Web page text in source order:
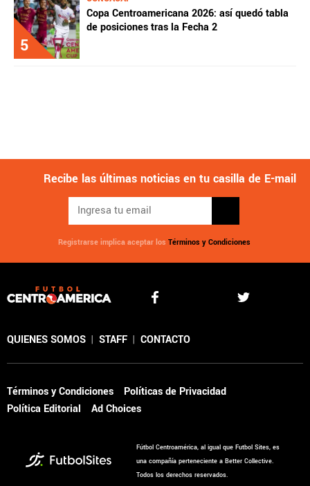
5
Copa Centroamericana 2026: así quedó tabla
de posiciones tras la Fecha 2
Recibe las últimas noticias en tu casilla de E-mail
Registrarse implica aceptar los Términos y Condiciones
QUIENES SOMOS | STAFF | CONTACTO
Términos y Condiciones
Políticas de Privacidad
Política Editorial
Ad Choices
Fútbol Centroamérica, al igual que Futbol Sites, es
una compañía perteneciente a Better Collective.
Todos los derechos reservados.